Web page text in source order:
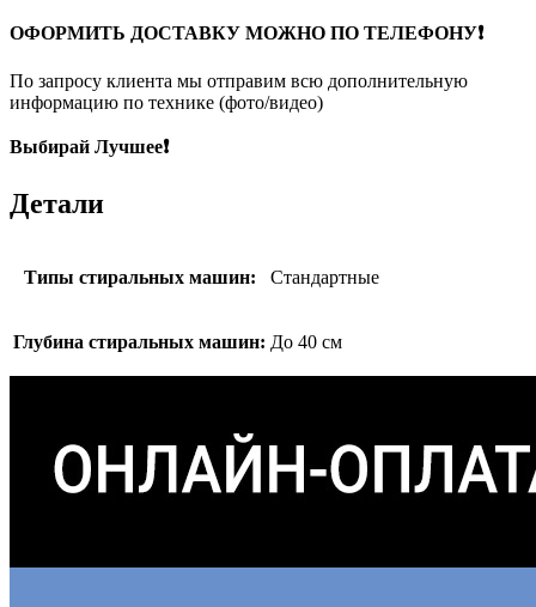
ОФОРМИТЬ ДОСТАВКУ МОЖНО ПО ТЕЛЕФОНУ❗
По запросу клиента мы отправим всю дополнительную
информацию по технике (фото/видео)
Выбирай Лучшее❗
Детали
Типы стиральных машин: Стандартные
Глубина стиральных машин: До 40 см